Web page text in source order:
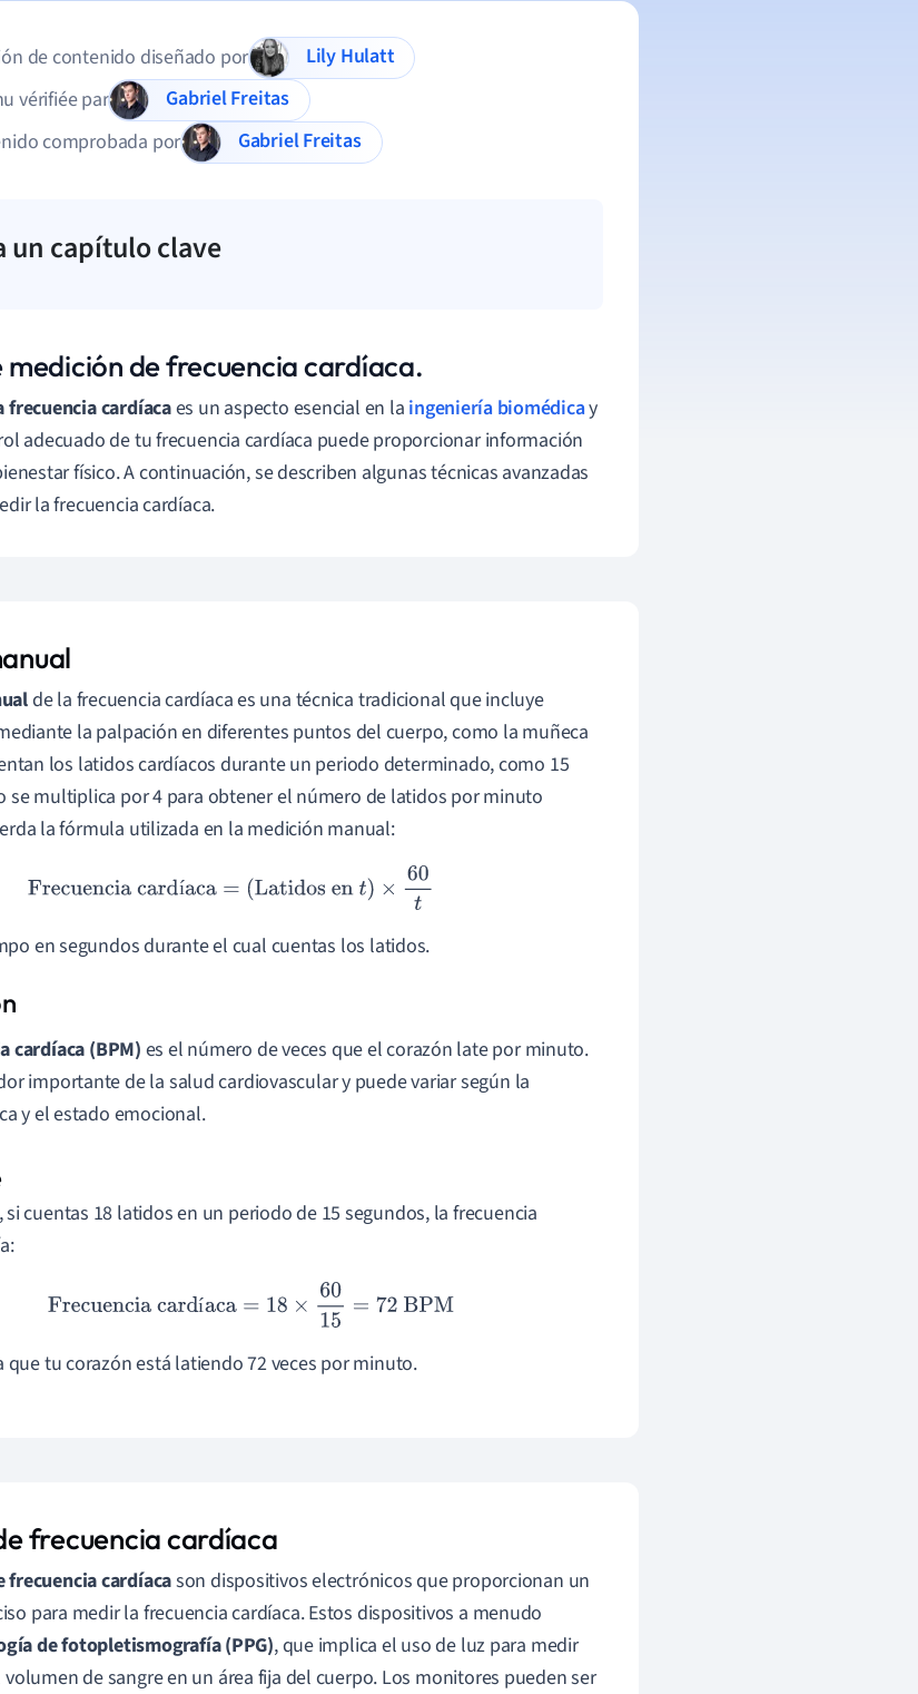
de contenido diseñado por
Lily Hulatt
vérifiée par
Gabriel Freitas
comprobada por
Gabriel Freitas
un capítulo clave
medición de frecuencia cardíaca.
frecuencia cardíacaes un aspecto esencial en la ingeniería biomédicay
adecuado de tu frecuencia cardíaca puede proporcionar información
físico. A continuación, se describen algunas técnicas avanzadas
la frecuencia cardíaca.
de la frecuencia cardíaca es una técnica tradicional que incluye
la palpación en diferentes puntos del cuerpo, como la muñeca
los latidos cardíacos durante un periodo determinado, como 15
se multiplica por 4 para obtener el número de latidos por minuto
la fórmula utilizada en la medición manual:
í
Frecuencia cardíaca= (Latidos ent) ×60 t
en segundos durante el cual cuentas los latidos.
cardíaca (BPM) es el número de veces que el corazón late por minuto.
importante de la salud cardiovascular y puede variar según la
y el estado emocional.
cuentas 18 latidos en un periodo de 15 segundos, la frecuencia
í
Frecuencia cardíaca= 18×60 15= 72BPM
que tu corazón está latiendo 72 veces por minuto.
frecuencia cardíaca
frecuencia cardíacason dispositivos electrónicos que proporcionan un
para medir la frecuencia cardíaca. Estos dispositivos a menudo
de fotopletismografía (PPG), que implica el uso de luz para medir
de sangre en un área fija del cuerpo. Los monitores pueden ser